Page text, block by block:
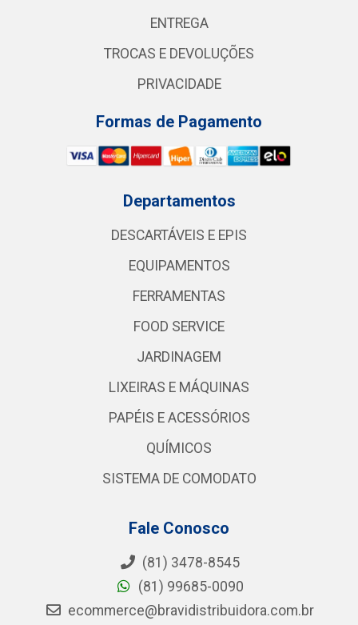
ENTREGA
TROCAS E DEVOLUÇÕES
PRIVACIDADE
Formas de Pagamento
Departamentos
DESCARTÁVEIS E EPIS
EQUIPAMENTOS
FERRAMENTAS
FOOD SERVICE
JARDINAGEM
LIXEIRAS E MÁQUINAS
PAPÉIS E ACESSÓRIOS
QUÍMICOS
SISTEMA DE COMODATO
Fale Conosco
(81) 3478-8545
(81) 99685-0090
ecommerce@bravidistribuidora.com.br